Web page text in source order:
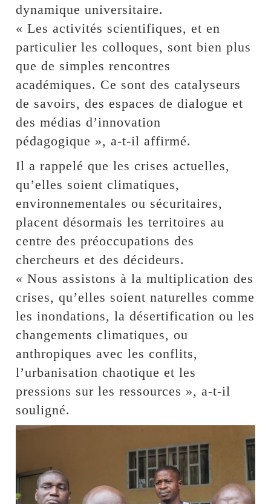
dynamique universitaire.
« Les activités scientifiques, et en
particulier les colloques, sont bien plus
que de simples rencontres
académiques. Ce sont des catalyseurs
de savoirs, des espaces de dialogue et
des médias d’innovation
pédagogique », a-t-il affirmé.
Il a rappelé que les crises actuelles,
qu’elles soient climatiques,
environnementales ou sécuritaires,
placent désormais les territoires au
centre des préoccupations des
chercheurs et des décideurs.
« Nous assistons à la multiplication des
crises, qu’elles soient naturelles comme
les inondations, la désertification ou les
changements climatiques, ou
anthropiques avec les conflits,
l’urbanisation chaotique et les
pressions sur les ressources », a-t-il
souligné.